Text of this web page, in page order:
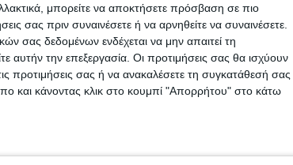
μπορείτε να αποκτήσετε πρόσβαση σε πιο
σας πριν συναινέσετε ή να αρνηθείτε να συναινέσετε.
σας δεδομένων ενδέχεται να μην απαιτεί τη
αυτήν την επεξεργασία. Οι προτιμήσεις σας θα ισχύουν
προτιμήσεις σας ή να ανακαλέσετε τη συγκατάθεσή σας
και κάνοντας κλικ στο κουμπί "Απορρήτου" στο κάτω